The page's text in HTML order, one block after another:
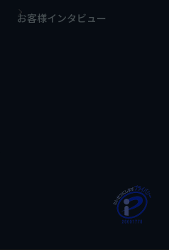
お客様インタビュー